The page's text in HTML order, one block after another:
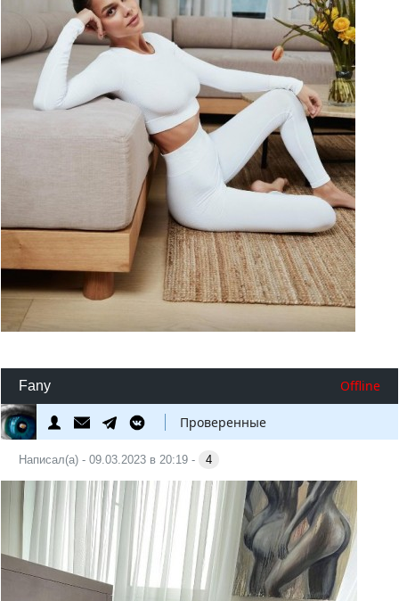
Fany Offline
Проверенные
Написал(а) - 09.03.2023 в 20:19 - 4